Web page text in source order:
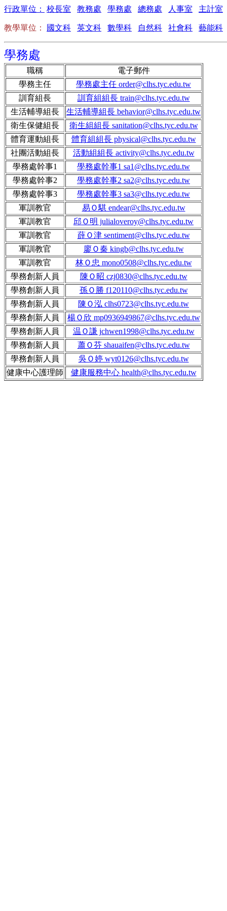
行政單位： 校長室 教務處 學務處 總務處 人事室 主計室
教學單位： 國文科 英文科 數學科 自然科 社會科 藝能科
學務處
職稱
電子郵件
學務主任
學務處主任 order@clhs.tyc.edu.tw
訓育組長
訓育組組長 train@clhs.tyc.edu.tw
生活輔導組長
生活輔導組長 behavior@clhs.tyc.edu.tw
衛生保健組長
衛生組組長 sanitation@clhs.tyc.edu.tw
體育運動組長
體育組組長 physical@clhs.tyc.edu.tw
社團活動組長
活動組組長 activity@clhs.tyc.edu.tw
學務處幹事1
學務處幹事1 sa1@clhs.tyc.edu.tw
學務處幹事2
學務處幹事2 sa2@clhs.tyc.edu.tw
學務處幹事3
學務處幹事3 sa3@clhs.tyc.edu.tw
軍訓教官
易Ｏ騏 endear@clhs.tyc.edu.tw
軍訓教官
邱Ｏ明 julialoveroy@clhs.tyc.edu.tw
軍訓教官
薛Ｏ津 sentiment@clhs.tyc.edu.tw
軍訓教官
廖Ｏ秦 kingb@clhs.tyc.edu.tw
軍訓教官
林Ｏ忠 mono0508@clhs.tyc.edu.tw
學務創新人員
陳Ｏ昭 czj0830@clhs.tyc.edu.tw
學務創新人員
孫Ｏ勝 f120110@clhs.tyc.edu.tw
學務創新人員
陳Ｏ泓 clhs0723@clhs.tyc.edu.tw
學務創新人員
楊Ｏ欣 mp0936949867@clhs.tyc.edu.tw
學務創新人員
温Ｏ謙 jchwen1998@clhs.tyc.edu.tw
學務創新人員
蕭Ｏ芬 shauaifen@clhs.tyc.edu.tw
學務創新人員
吳Ｏ婷 wyt0126@clhs.tyc.edu.tw
健康中心護理師
健康服務中心 health@clhs.tyc.edu.tw